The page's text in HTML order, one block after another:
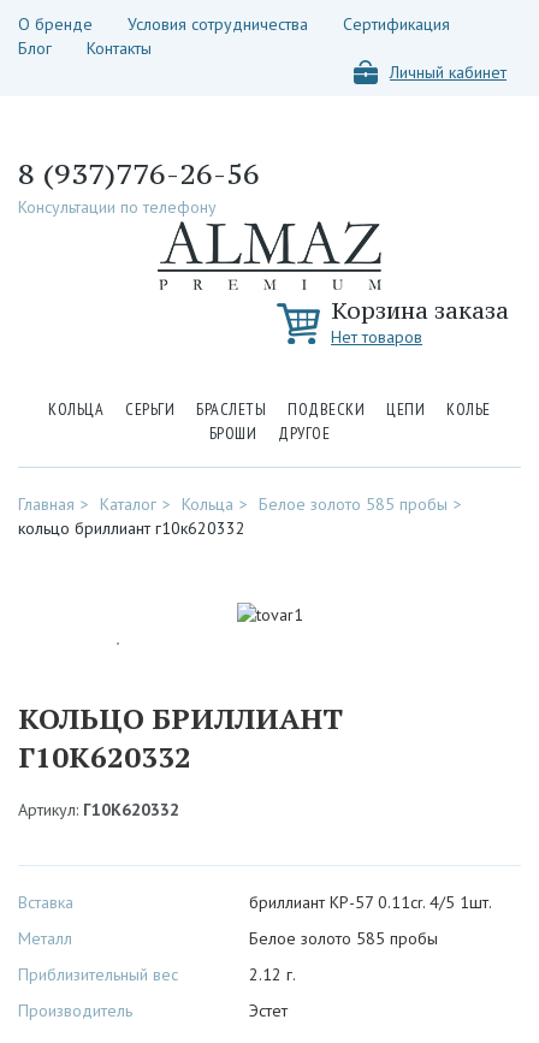
О бренде Условия сотрудничества
Сертификация
Блог
Контакты
Личный кабинет
8 (937)776-26-56
Консультации по телефону
Корзина заказа
Нет товаров
КОЛЬЦА СЕРЬГИ БРАСЛЕТЫ ПОДВЕСКИ ЦЕПИ
КОЛЬЕ
БРОШИ
ДРУГОЕ
Главная Каталог Кольца
Белое золото 585 пробы
кольцо бриллиант г10к620332
КОЛЬЦО БРИЛЛИАНТ
Г10К620332
Артикул: Г10К620332
Вставка
Металл
Приблизительный вес
Производитель
бриллиант КР-57 0.11cr. 4/5 1шт.
Белое золото 585 пробы
2.12 г.
Эстет